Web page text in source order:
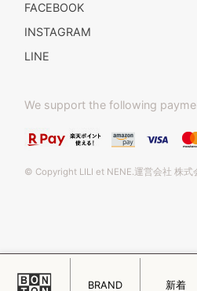
BRAND 新着
FACEBOOK
INSTAGRAM
LINE
We support the following
© Copyright LILI et NENE.運営会社 株式
このページをPC